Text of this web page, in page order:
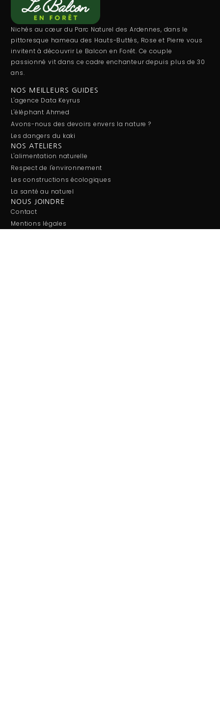
Nichés au cœur du Parc Naturel des Ardennes, dans le
pittoresque hameau des Hauts-Buttés, Rose et Pierre vous
invitent à découvrir Le Balcon en Forêt. Ce couple
passionné vit dans ce cadre enchanteur depuis plus de 30
ans.
NOS MEILLEURS GUIDES
L'agence Data Keyrus
L'éléphant Ahmed
Avons-nous des devoirs envers la nature ?
Les dangers du kaki
NOS ATELIERS
L'alimentation naturelle
Respect de l'environnement
Les constructions écologiques
La santé au naturel
NOUS JOINDRE
Contact
Mentions légales